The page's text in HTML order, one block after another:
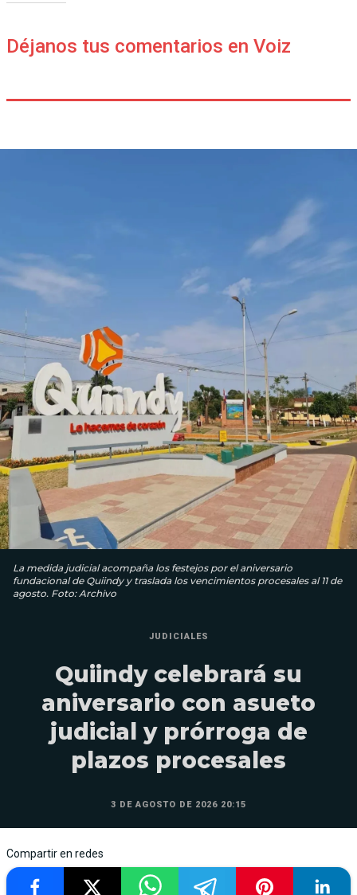
Déjanos tus comentarios en Voiz
La medida judicial acompaña los festejos por el aniversario
fundacional de Quiindy y traslada los vencimientos procesales al 11 de
agosto. Foto: Archivo
JUDICIALES
Quiindy celebrará su
aniversario con asueto
judicial y prórroga de
plazos procesales
3 DE AGOSTO DE 2026 20:15
Compartir en redes